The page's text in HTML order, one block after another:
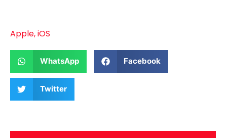
Apple,iOS
WhatsApp Facebook
Twitter